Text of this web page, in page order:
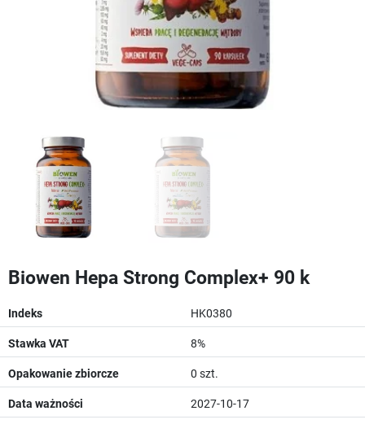
Biowen Hepa Strong Complex+ 90 k
Indeks HK0380
Stawka VAT 8%
Opakowanie zbiorcze 0 szt.
Data ważności 2027-10-17